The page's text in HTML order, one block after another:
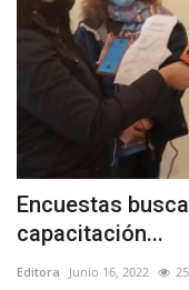
Policial
Tribunales
Política
Espectáculos
Encuestas
capacitación...
Editora Junio 16, 2022